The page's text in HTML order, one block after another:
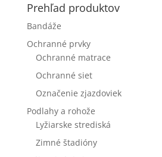
Prehľad produktov
Bandáže
Ochranné prvky
Ochranné matrace
Ochranné siet
Označenie zjazdoviek
Podlahy a rohože
Lyžiarske strediská
Zimné štadióny